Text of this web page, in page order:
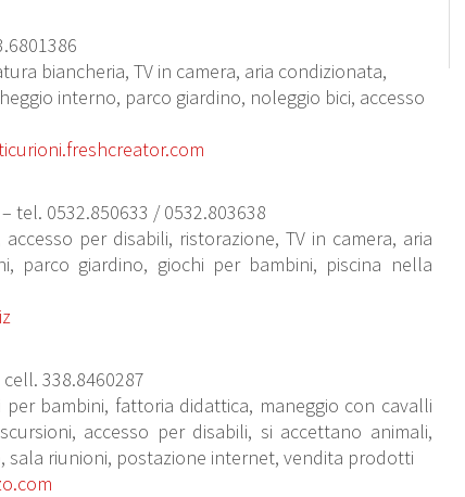
biancheria, TV in camera, aria condizionata,
interno, parco giardino, noleggio bici, accesso
tel. 0532.850633 / 0532.803638
per disabili, ristorazione, TV in camera, aria
parco giardino, giochi per bambini, piscina nella
338.8460287
bambini, fattoria didattica, maneggio con cavalli
accesso per disabili, si accettano animali,
sala riunioni, postazione internet, vendita prodotti